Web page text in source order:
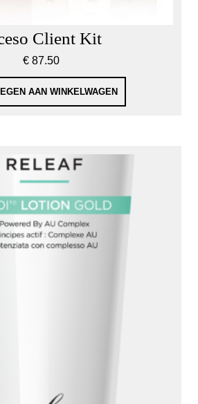
Client Kit
€ 87.50
AAN WINKELWAGEN